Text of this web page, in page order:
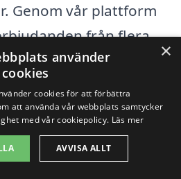
Genom vår plattform
från flera
i ditt närområde.
nära Vannsätter där
målare som erbjuder
×
använder
cookies
cookies för att förbättra
att använda vår webbplats samtycker
med vår cookiepolicy. Läs mer
AVVISA ALLT